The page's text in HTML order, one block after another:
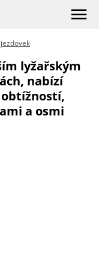
lyžařským
nabízí
obtížností,
a osmi